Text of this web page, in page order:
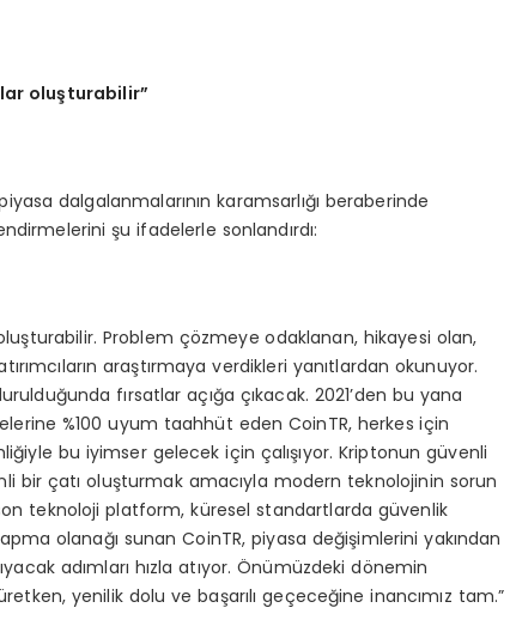
oluşturabilir”
dalgalanmalarının karamsarlığı beraberinde
şu ifadelerle sonlandırdı:
Problem çözmeye odaklanan, hikayesi olan,
araştırmaya verdikleri yanıtlardan okunuyor.
fırsatlar açığa çıkacak. 2021’den bu yana
%100 uyum taahhüt eden CoinTR, herkes için
bu iyimser gelecek için çalışıyor. Kriptonun güvenli
bir çatı oluşturmak amacıyla modern teknolojinin sorun
teknoloji platform, küresel standartlarda güvenlik
olanağı sunan CoinTR, piyasa değişimlerini yakından
adımları hızla atıyor. Önümüzdeki dönemin
yenilik dolu ve başarılı geçeceğine inancımız tam.”